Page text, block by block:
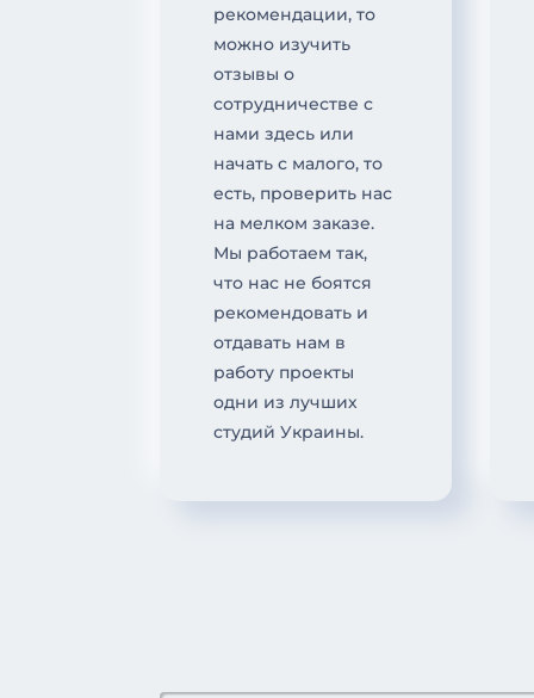
рекомендации, то
можно изучить
отзывы о
сотрудничестве с
нами здесь или
начать с малого, то
есть, проверить нас
на мелком заказе.
Мы работаем так,
что нас не боятся
рекомендовать и
отдавать нам в
работу проекты
одни из лучших
студий Украины.